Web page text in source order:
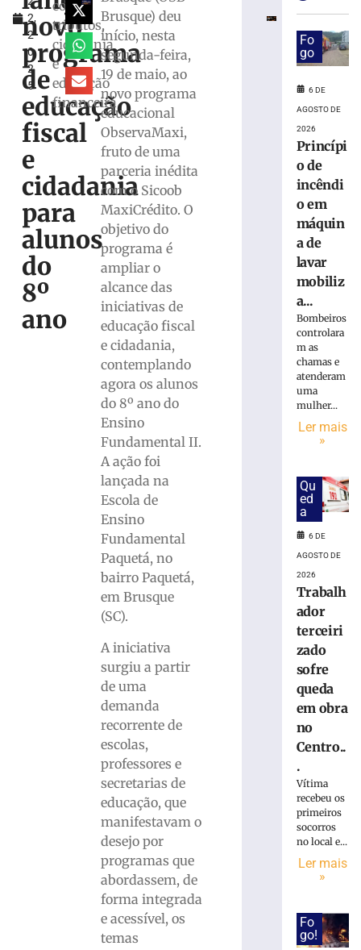
2,
2
0
2
5
novo
programa
de
educação
fiscal
e
cidadania
para
alunos
do
8º
ano
como
tributos,
cidadania
e
educação
financeira
Brusque) deu
início, nesta
segunda-feira,
19 de maio, ao
novo programa
educacional
ObservaMaxi,
fruto de uma
parceria inédita
com o Sicoob
MaxiCrédito. O
objetivo do
programa é
ampliar o
alcance das
iniciativas de
educação fiscal
e cidadania,
contemplando
agora os alunos
do 8º ano do
Ensino
Fundamental II.
A ação foi
lançada na
Escola de
Ensino
Fundamental
Paquetá, no
bairro Paquetá,
em Brusque
(SC).
A iniciativa
surgiu a partir
de uma
demanda
recorrente de
escolas,
professores e
secretarias de
educação, que
manifestavam o
desejo por
programas que
abordassem, de
forma integrada
e acessível, os
temas
especial
para
celebrar
história
Visita
mediada
escultor
Theichmann
aproxima
estudantes
patrimônio
cultural
Brusque
Grande
chuva
intensa
ventos
Fo
go
6 DE
AGOSTO DE
2026
Princípi
o de
incêndi
o em
máquin
a de
lavar
mobiliz
a...
Bombeiros
controlara
m as
chamas e
atenderam
uma
mulher...
Ler mais
»
Qu
ed
a
6 DE
AGOSTO DE
2026
Trabalh
ador
terceiri
zado
sofre
queda
em obra
no
Centro..
.
Vítima
recebeu os
primeiros
socorros
no local e...
Ler mais
»
Fo
go!